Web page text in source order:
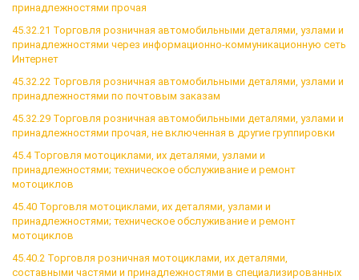
принадлежностями прочая
45.32.21 Торговля розничная автомобильными деталями, узлами и
принадлежностями через информационно-коммуникационную сеть
Интернет
45.32.22 Торговля розничная автомобильными деталями, узлами и
принадлежностями по почтовым заказам
45.32.29 Торговля розничная автомобильными деталями, узлами и
принадлежностями прочая, не включенная в другие группировки
45.4 Торговля мотоциклами, их деталями, узлами и
принадлежностями; техническое обслуживание и ремонт
мотоциклов
45.40 Торговля мотоциклами, их деталями, узлами и
принадлежностями; техническое обслуживание и ремонт
мотоциклов
45.40.2 Торговля розничная мотоциклами, их деталями,
составными частями и принадлежностями в специализированных